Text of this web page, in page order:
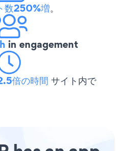
数250%増。
in engagement
倍の時間 サイト内で